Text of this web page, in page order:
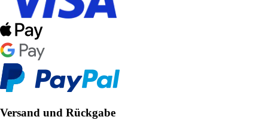
Versand und Rückgabe